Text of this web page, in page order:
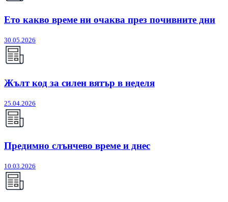
Ето какво време ни очаква през почивните дни
30.05.2026
Жълт код за силен вятър в неделя
25.04.2026
Предимно слънчево време и днес
10.03.2026